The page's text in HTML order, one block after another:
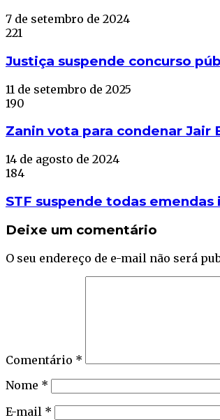
7 de setembro de 2024
221
Justiça suspende concurso
11 de setembro de 2025
190
Zanin vota para condenar
14 de agosto de 2024
184
STF suspende todas
Deixe um comentário
O seu endereço de e-mail não será
Comentário *
Nome *
E-mail *